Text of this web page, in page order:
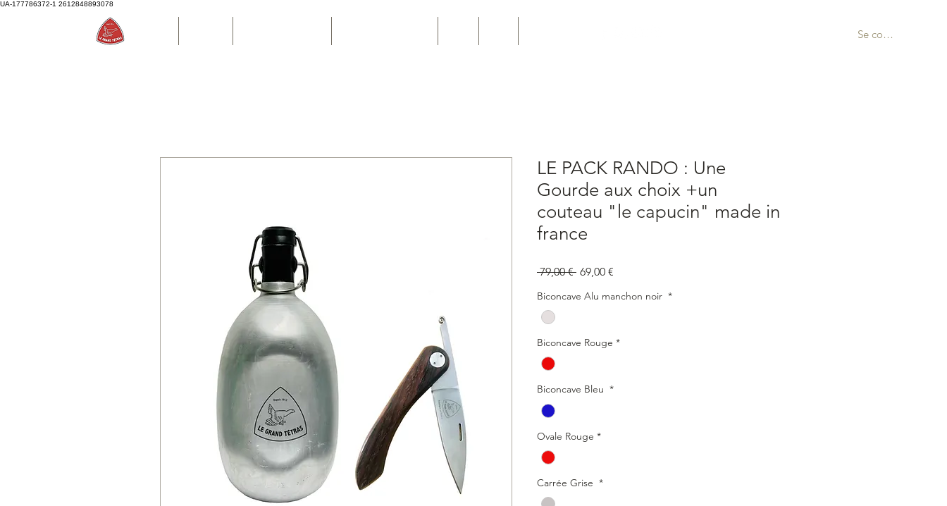
UA-177786372-1 2612848893078
Se connecter
LE PACK RANDO : Une
Gourde aux choix +un
couteau "le capucin" made in
france
79,00 € Prix
69,00 €
Biconcave Alu manchon noir *
Biconcave Rouge *
Biconcave Bleu *
Ovale Rouge *
Carrée Grise *